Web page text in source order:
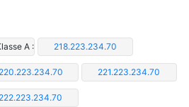
A : 218.223.234.70
220.223.234.70 221.223.234.70
222.223.234.70